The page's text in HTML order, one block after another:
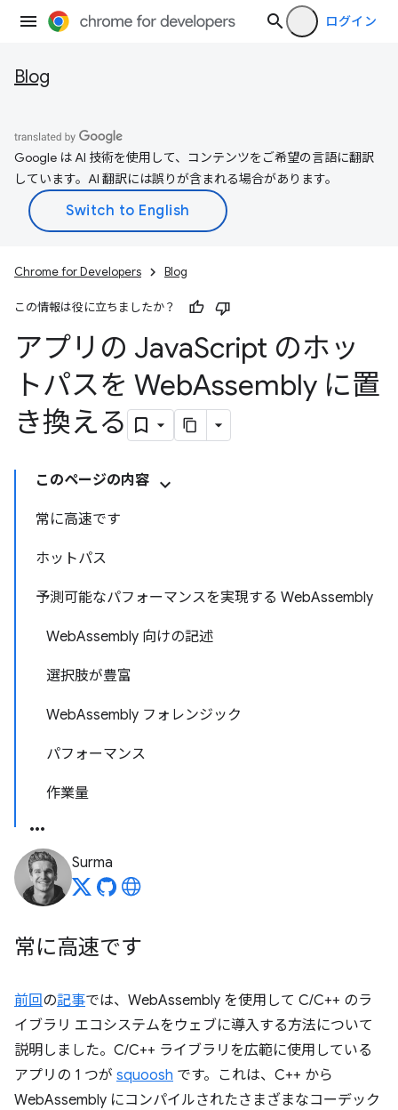
ログイン
Blog
Google は AI 技術を使用して、コンテンツをご希望の言語に翻訳
しています。AI 翻訳には誤りが含まれる場合があります。
Chrome for Developers Blog
この情報は役に立ちましたか？
アプリの JavaScript のホッ
トパスを WebAssembly に置
き換える
このページの内容
常に高速です
ホットパス
予測可能なパフォーマンスを実現する WebAssembly
WebAssembly 向けの記述
選択肢が豊富
WebAssembly フォレンジック
パフォーマンス
作業量
Surma
常に高速です
前回の記事では、WebAssembly を使用して C/C++ のラ
イブラリ エコシステムをウェブに導入する方法について
説明しました。C/C++ ライブラリを広範に使用している
アプリの 1 つが squoosh です。これは、C++ から
WebAssembly にコンパイルされたさまざまなコーデック